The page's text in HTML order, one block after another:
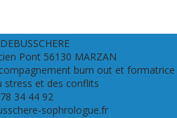
Pont 56130 MARZAN
burn out et formatrice
stress et des conflits
34 44 92
sophrologue.fr